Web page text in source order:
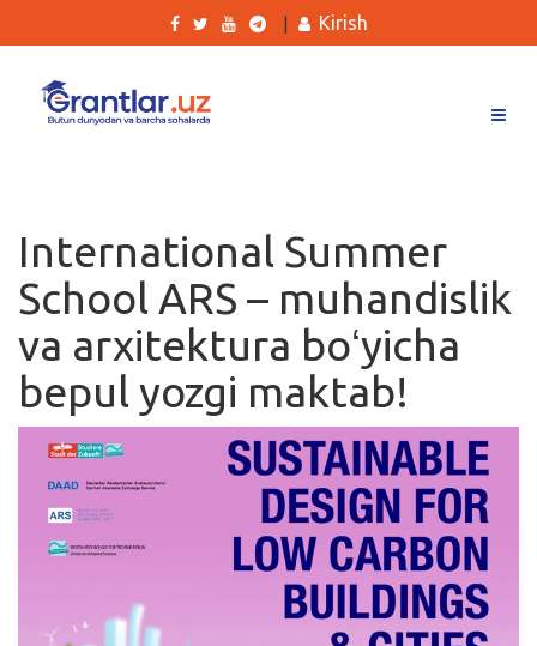
Ishlar
Kurslar
Blog
Yana
Kirish
International Summer
School ARS – muhandislik
va arxitektura boʻyicha
bepul yozgi maktab!